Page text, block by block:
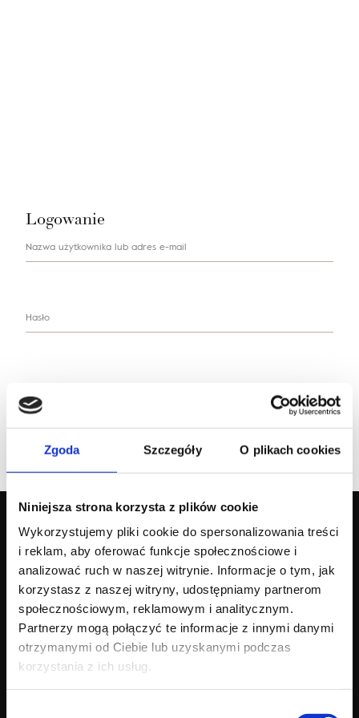
Zgoda Szczegóły O plikach cookies
Niniejsza strona korzysta z plików cookie
Wykorzystujemy pliki cookie do spersonalizowania treści
i reklam, aby oferować funkcje społecznościowe i
analizować ruch w naszej witrynie. Informacje o tym, jak
korzystasz z naszej witryny, udostępniamy partnerom
społecznościowym, reklamowym i analitycznym.
Partnerzy mogą połączyć te informacje z innymi danymi
otrzymanymi od Ciebie lub uzyskanymi podczas
korzystania z ich usług.
Logowanie
Nazwa użytkownika lub adres e-mail
Hasło
ZALOGUJ SIĘ
Poznaj Agnellę
Nasze dziedzictwo
Dlaczego wełna
Agnella & Art
Design
Kolekcja
Dywany nowoczesne
Dywany klasyczne
Wykładziny kolekcje